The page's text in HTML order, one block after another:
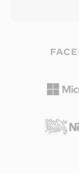
haline
video, her
temel
birleşen
kısıtlı ağlar
dağıtımını
niceler ve
Layer
karmaşıklığı
televizyonu,
gecikmesi